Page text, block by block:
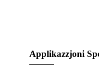
Applikazzjoni